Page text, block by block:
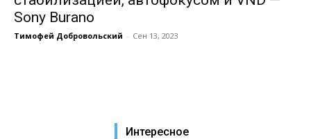
Sony Burano
Тимофей Добровольский - Сен 13, 2023
Интересное